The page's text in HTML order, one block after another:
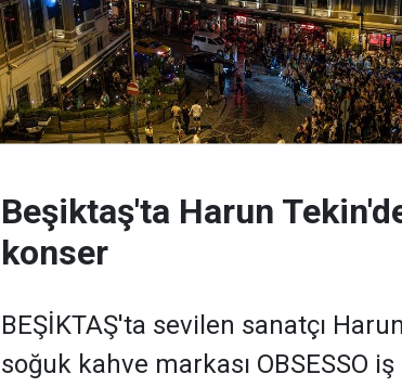
Beşiktaş'ta Harun
konser
BEŞİKTAŞ'ta sevilen sanatçı
soğuk kahve markası OBSESSO